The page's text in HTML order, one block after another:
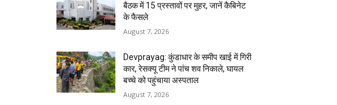
बैठक में 15 प्रस्तावों पर मुहर, जानें कैबिनेट
के फैसले
August 7, 2026
Devprayag: कुंडाधार के समीप खाई में गिरी
कार, रेसक्यू टीम ने पांच शव निकाले, घायल
बच्चे को पहुंचाया अस्पताल
August 7, 2026